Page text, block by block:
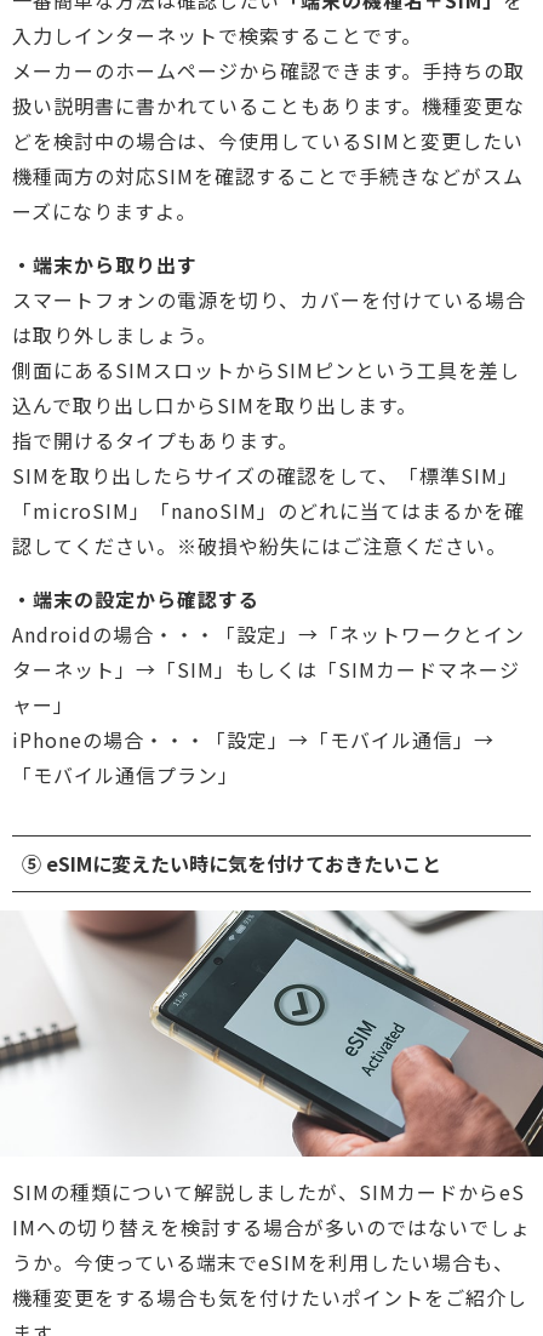
入力しインターネットで検索することです。
メーカーのホームページから確認できます。手持ちの取
扱い説明書に書かれていることもあります。機種変更な
どを検討中の場合は、今使用しているSIMと変更したい
機種両方の対応SIMを確認することで手続きなどがスム
ーズになりますよ。
・端末から取り出す
スマートフォンの電源を切り、カバーを付けている場合
は取り外しましょう。
側面にあるSIMスロットからSIMピンという工具を差し
込んで取り出し口からSIMを取り出します。
指で開けるタイプもあります。
SIMを取り出したらサイズの確認をして、「標準SIM」
「microSIM」「nanoSIM」のどれに当てはまるかを確
認してください。※破損や紛失にはご注意ください。
・端末の設定から確認する
Androidの場合・・・「設定」→「ネットワークとイン
ターネット」→「SIM」もしくは「SIMカードマネージ
ャー」
iPhoneの場合・・・「設定」→「モバイル通信」→
「モバイル通信プラン」
⑤ eSIMに変えたい時に気を付けておきたいこと
SIMの種類について解説しましたが、SIMカードからeS
IMへの切り替えを検討する場合が多いのではないでしょ
うか。今使っている端末でeSIMを利用したい場合も、
機種変更をする場合も気を付けたいポイントをご紹介し